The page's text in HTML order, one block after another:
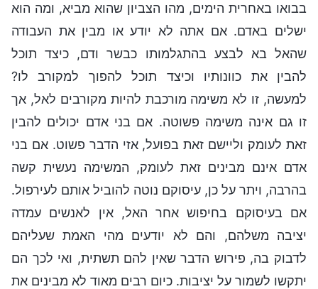
בבואו באחרית הימים, מהו הצביון שהוא מביא, ומה הוא
ישלים באדם. אם אתה לא יודע או מבין את העבודה
שהאל בא לבצע בהתגלמותו כבשר ודם, כיצד תוכל
להבין את כוונותיו וכיצד תוכל להפוך למקורב לו?
למעשה, זו לא משימה מורכבת להיות מקורבים לאל, אך
זו גם אינה משימה פשוטה. אם בני אדם יכולים להבין
זאת לעומק וליישם זאת בפועל, אזי הדבר פשוט. אם בני
אדם אינם מבינים זאת לעומק, המשימה נעשית קשה
בהרבה, ויתר על כן, עיסוקם נוטה להוביל אותם לעירפול.
אם בעיסוקם בחיפוש אחר האל, אין לאנשים עמדה
יציבה משלהם, והם לא יודעים מהי האמת שעליהם
לדבוק בה, פירוש הדבר שאין להם תשתית, ואי לכך הם
יתקשו לשמור על יציבות. כיום רבים מאוד לא מבינים את